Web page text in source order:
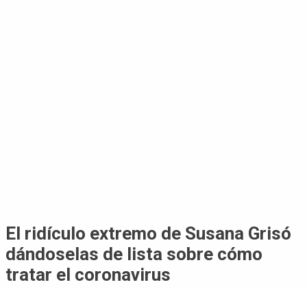
El ridículo extremo de Susana Grisó
dándoselas de lista sobre cómo
tratar el coronavirus